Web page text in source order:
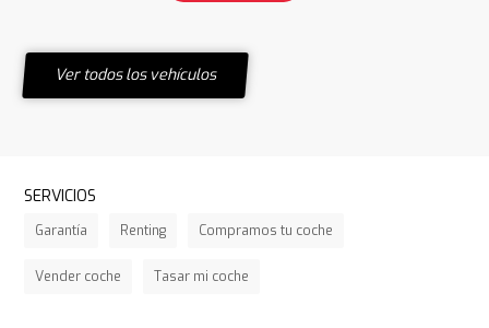
Ver todos los vehículos
SERVICIOS
Garantía Renting Compramos tu coche
Vender coche Tasar mi coche